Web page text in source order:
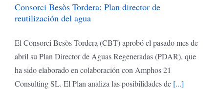
Consorci Besòs Tordera: Plan director de
reutilización del agua
El Consorci Besòs Tordera (CBT) aprobó el pasado mes de
abril su Plan Director de Aguas Regeneradas (PDAR), que
ha sido elaborado en colaboración con Amphos 21
Consulting SL. El Plan analiza las posibilidades de [...]